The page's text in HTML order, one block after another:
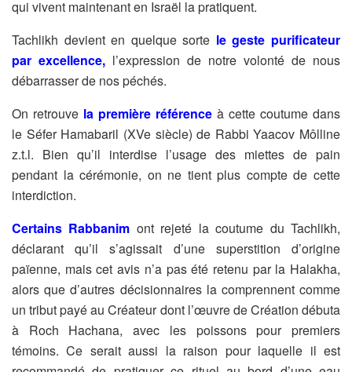
qui vivent maintenant en Israël la pratiquent.
Tachlikh devient en quelque sorte le geste purificateur
par excellence, l’expression de notre volonté de nous
débarrasser de nos péchés.
On retrouve la première référence à cette coutume dans
le Séfer Hamabaril (XVe siècle) de Rabbi Yaacov Môlline
z.t.l. Bien qu’il interdise l’usage des miettes de pain
pendant la cérémonie, on ne tient plus compte de cette
interdiction.
Certains Rabbanim ont rejeté la coutume du Tachlikh,
déclarant qu’il s’agissait d’une superstition d’origine
païenne, mais cet avis n’a pas été retenu par la Halakha,
alors que d’autres décisionnaires la comprennent comme
un tribut payé au Créateur dont l’œuvre de Création débuta
à Roch Hachana, avec les poissons pour premiers
témoins. Ce serait aussi la raison pour laquelle il est